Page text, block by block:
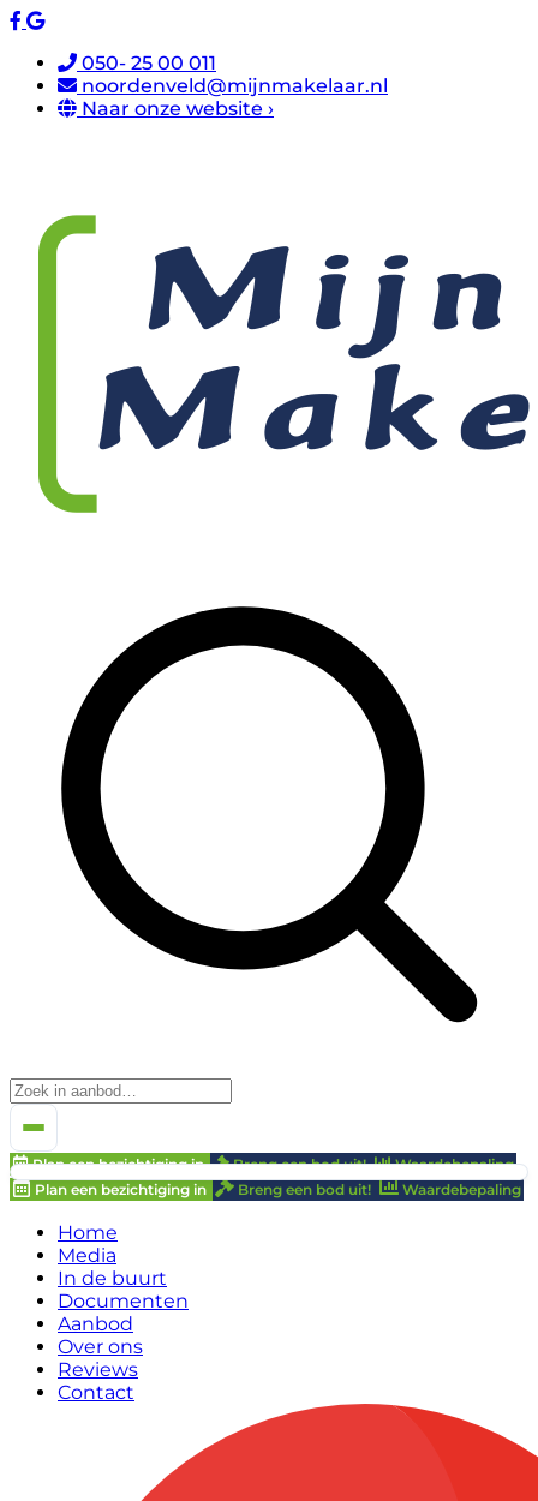
050- 25 00 011
noordenveld@mijnmakelaar.nl
Naar onze website ›
Plan een bezichtiging in Breng een bod uit!
Waardebepaling
Plan een bezichtiging in
Breng een bod uit! Waardebepaling
Home
Media
In de buurt
Documenten
Aanbod
Over ons
Reviews
Contact